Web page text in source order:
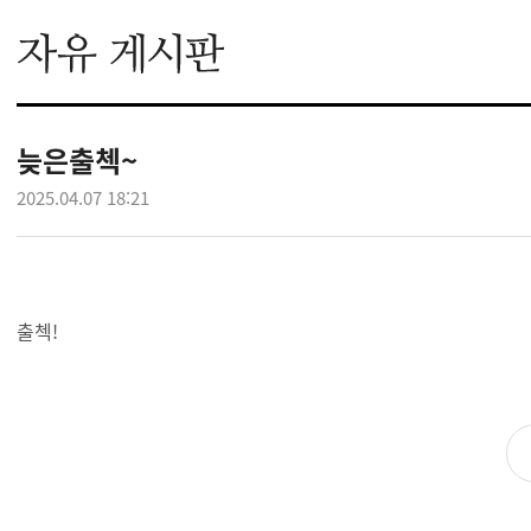
늦은출첵~
2025.04.07 18:21
출첵!